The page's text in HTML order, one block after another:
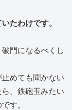
たわけです。
門になるべくし
めても聞かない
、鉄砲玉みたい
す。